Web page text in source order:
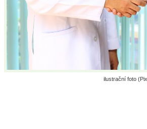
ilustrační foto
Motorová nafta